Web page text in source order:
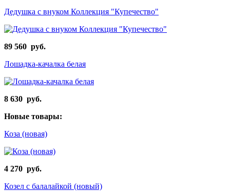
Дедушка с внуком Коллекция "Купечество"
89 560 руб.
Лошадка-качалка белая
8 630 руб.
Новые товары:
Коза (новая)
4 270 руб.
Козел с балалайкой (новый)